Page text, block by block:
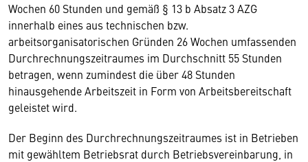
Wochen 60 Stunden und gemäß § 13 b Absatz 3 AZG
innerhalb eines aus technischen bzw.
arbeitsorganisatorischen Gründen 26 Wochen umfassenden
Durchrechnungszeitraumes im Durchschnitt 55 Stunden
betragen, wenn zumindest die über 48 Stunden
hinausgehende Arbeitszeit in Form von Arbeitsbereitschaft
geleistet wird.
Der Beginn des Durchrechnungszeitraumes ist in Betrieben
mit gewähltem Betriebsrat durch Betriebsvereinbarung, in